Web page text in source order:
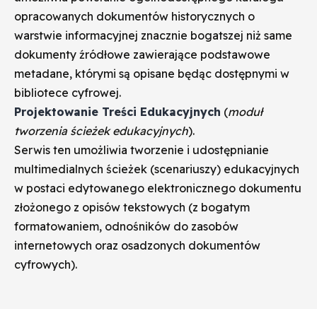
opracowanych dokumentów historycznych o
warstwie informacyjnej znacznie bogatszej niż same
dokumenty źródłowe zawierające podstawowe
metadane, którymi są opisane będąc dostępnymi w
bibliotece cyfrowej.
Projektowanie Treści Edukacyjnych (moduł
tworzenia ścieżek edukacyjnych).
Serwis ten umożliwia tworzenie i udostępnianie
multimedialnych ścieżek (scenariuszy) edukacyjnych
w postaci edytowanego elektronicznego dokumentu
złożonego z opisów tekstowych (z bogatym
formatowaniem, odnośników do zasobów
internetowych oraz osadzonych dokumentów
cyfrowych).